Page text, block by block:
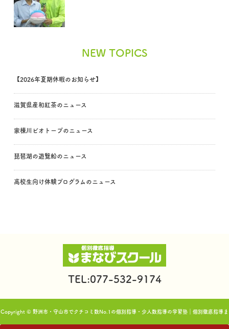
NEW TOPICS
【2026年夏期休暇のお知らせ】
滋賀県産和紅茶のニュース
家棟川ビオトープのニュース
琵琶湖の遊覧船のニュース
高校生向け体験プログラムのニュース
TEL:077-532-9174
Copyright © 野洲市・守山市でクチコミ数No.1の個別指導・少人数指導の学習塾｜個別徹底指導ま